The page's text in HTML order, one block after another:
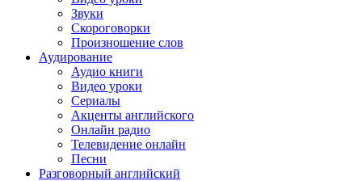
Звуки
Скороговорки
Произношение слов
Аудирование
Аудио книги
Видео уроки
Сериалы
Акценты английского
Онлайн радио
Телевидение онлайн
Песни
Разговорный английский